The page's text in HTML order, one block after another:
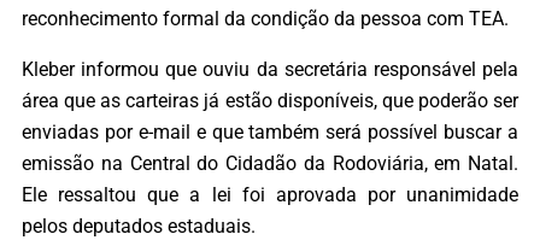
reconhecimento formal da condição da pessoa com TEA.
Kleber informou que ouviu da secretária responsável pela
área que as carteiras já estão disponíveis, que poderão ser
enviadas por e-mail e que também será possível buscar a
emissão na Central do Cidadão da Rodoviária, em Natal.
Ele ressaltou que a lei foi aprovada por unanimidade
pelos deputados estaduais.